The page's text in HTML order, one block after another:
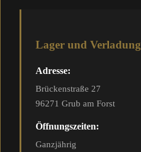
Lager und Verladung
Adresse:
Brückenstraße 27
96271 Grub am Forst
Öffnungszeiten:
Ganzjährig